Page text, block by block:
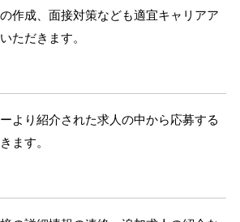
作成、面接対策なども適宜キャリアア
ただきます。
より紹介された求人の中から応募する
ます。